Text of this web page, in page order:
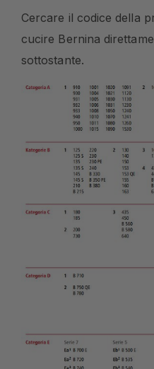
Cercare il codice della
cucire Bernina
sottostante.